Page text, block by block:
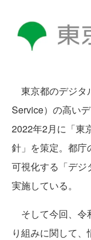
東京都のデジタ
Service）の高い
2022年2月に「東
針」を策定。都庁
可視化する「デジ
実施している。
そして今回、令
り組みに関して